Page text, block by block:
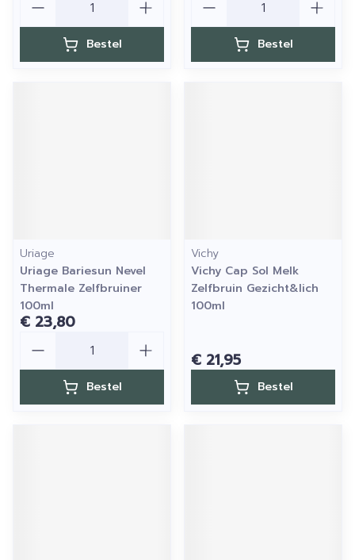
Bestel Bestel
Uriage
Uriage Bariesun Nevel
Thermale Zelfbruiner
100ml
€ 23,80
Bestel
Vichy
Vichy Cap Sol Melk
Zelfbruin Gezicht&lich
100ml
€ 21,95
Bestel